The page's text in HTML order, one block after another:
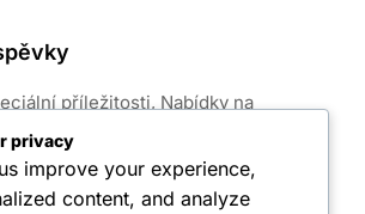
příležitosti, Nabídky na
Herní akce, komunitní soutěže,
médiích
privacy
improve your experience,
content, and analyze